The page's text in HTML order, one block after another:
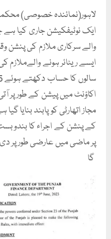
لاہور(نمائندہ خصوصی)
ایک نوٹیفکیشن جاری کیا ہے
والے سرکاری ملازم کی پنشن
ایسے ریٹائر ہونے والےملازم
اکاؤنٹ میں پیشن کے طور پر
مجاز اتھارٹی کو پابند بنایا
کے پنشن کے اجراء کا
پر ماضی میں عارضی طور پر
گا